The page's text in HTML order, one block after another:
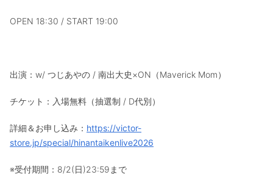
OPEN 18:30 / START 19:00
出演：w/ つじあやの / 南出大史×ON（Maverick Mom）
チケット：入場無料（抽選制 / D代別）
詳細＆お申し込み： https://victor-
store.jp/special/hinantaikenlive2026
※受付期間：8/2(日)23:59まで